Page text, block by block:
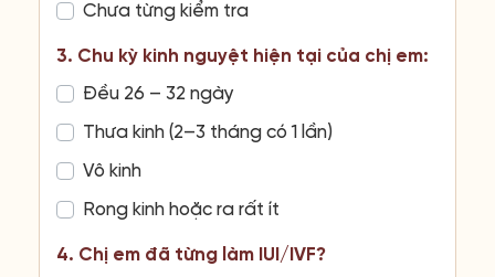
Chưa từng kiểm tra
3. Chu kỳ kinh nguyệt hiện tại của chị em:
Đều 26 – 32 ngày
Thưa kinh (2–3 tháng có 1 lần)
Vô kinh
Rong kinh hoặc ra rất ít
4. Chị em đã từng làm IUI/IVF?